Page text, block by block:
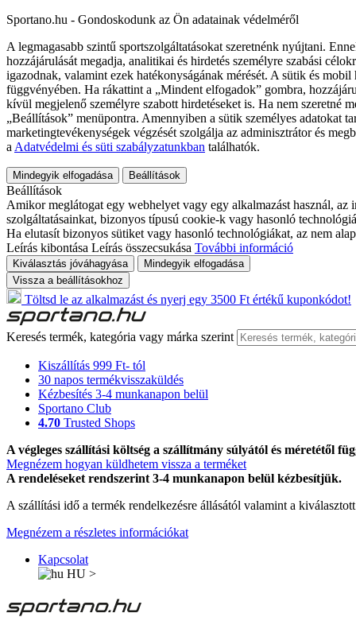
Sportano.hu - Gondoskodunk az Ön adatainak védelméről
A legmagasabb szintű sportszolgáltatásokat szeretnénk nyújtani.
hozzájárulását megadja, analitikai és hirdetés személyre szabási
igazodnak, valamint ezek hatékonyságának mérését. A sütik és
függvényében. Ha rákattint a „Mindent elfogadok” gombra,
kívül megjelenő személyre szabott hirdetéseket is. Ha nem szeretné
„Beállítások” menüpontra. Amennyiben a sütik személyes adatokat
marketingtevékenységek végzését szolgálja az adminisztrátor és
a Adatvédelmi és süti szabályzatunkban találhatók.
Mindegyik elfogadása Beállítások
Beállítások
Amikor meglátogat egy webhelyet vagy egy alkalmazást használ,
szolgáltatásainkat, bizonyos típusú cookie-k vagy hasonló
Ha elutasít bizonyos sütiket vagy hasonló technológiákat, az nem
Leírás kibontása Leírás összecsukása További információ
Kiválasztás jóváhagyása
Mindegyik elfogadása
Vissza a beállításokhoz
Töltsd le az alkalmazást és nyerj egy 3500 Ft értékű kuponkódot!
Keresés termék, kategória vagy márka szerint
Kiszállítás 999 Ft- tól
30 napos termékvisszaküldés
Kézbesítés 3-4 munkanapon belül
Sportano Club
4.70 Trusted Shops
A végleges szállítási költség a szállítmány súlyától és méretétől
Megnézem hogyan küldhetem vissza a terméket
A rendeléseket rendszerint 3-4 munkanapon belül kézbesítjük.
A szállítási idő a termék rendelkezésre állásától valamint a
Megnézem a részletes információkat
Kapcsolat
HU >